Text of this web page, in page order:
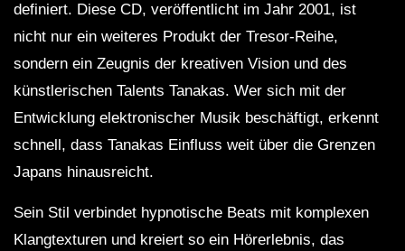
Marcel Dettmann X DJ Stingray 313
(live) – Ostgut Ton aus der Halle am
Berghain – ARTE Concert
Chris Liebing @ Klubnacht Berghain,
ELECTRONIC EASTER FESTIVAL @
OLD RIVER PARK 09.04.2012
definiert. Diese CD, veröffentlicht im Jahr 2001, ist
nicht nur ein weiteres Produkt der Tresor-Reihe,
sondern ein Zeugnis der kreativen Vision und des
künstlerischen Talents Tanakas. Wer sich mit der
Entwicklung elektronischer Musik beschäftigt, erkennt
schnell, dass Tanakas Einfluss weit über die Grenzen
Japans hinausreicht.
Sein Stil verbindet hypnotische Beats mit komplexen
Klangtexturen und kreiert so ein Hörerlebnis, das